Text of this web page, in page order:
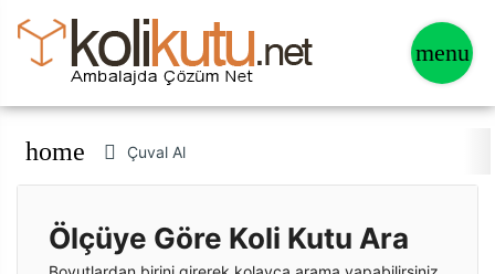
home Çuval Al
Ölçüye Göre Koli Kutu Ara